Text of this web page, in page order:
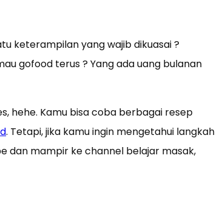
keterampilan yang wajib dikuasai ?
gofood terus ? Yang ada uang bulanan
hehe. Kamu bisa coba berbagai resep
. Tetapi, jika kamu ingin mengetahui langkah
dan mampir ke channel belajar masak,